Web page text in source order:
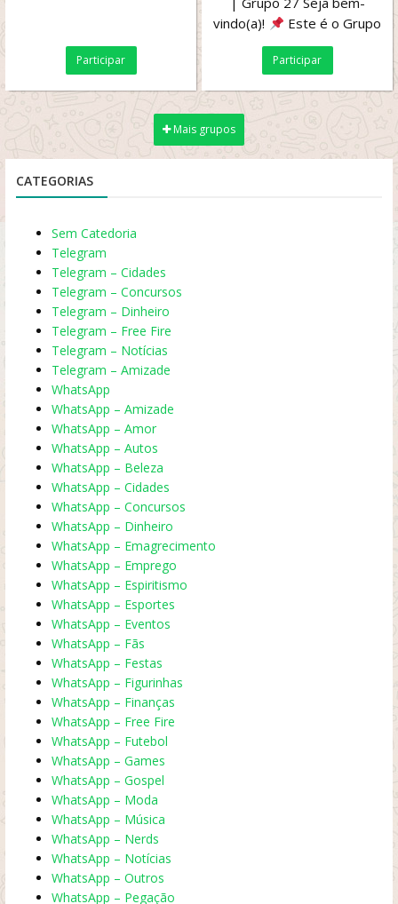
Participar
vindo(a)!
Este é o Grupo
27 da nossa rede de
empregos.
Participar
Mais grupos
CATEGORIAS
Sem Catedoria
Telegram
Telegram – Cidades
Telegram – Concursos
Telegram – Dinheiro
Telegram – Free Fire
Telegram – Notícias
Telegram – Amizade
WhatsApp
WhatsApp – Amizade
WhatsApp – Amor
WhatsApp – Autos
WhatsApp – Beleza
WhatsApp – Cidades
WhatsApp – Concursos
WhatsApp – Dinheiro
WhatsApp – Emagrecimento
WhatsApp – Emprego
WhatsApp – Espiritismo
WhatsApp – Esportes
WhatsApp – Eventos
WhatsApp – Fãs
WhatsApp – Festas
WhatsApp – Figurinhas
WhatsApp – Finanças
WhatsApp – Free Fire
WhatsApp – Futebol
WhatsApp – Games
WhatsApp – Gospel
WhatsApp – Moda
WhatsApp – Música
WhatsApp – Nerds
WhatsApp – Notícias
WhatsApp – Outros
WhatsApp – Pegação